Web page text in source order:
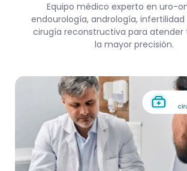
Equipo médico experto en uro-
endourología, andrología,
cirugía reconstructiva para atender
la mayor precisión.